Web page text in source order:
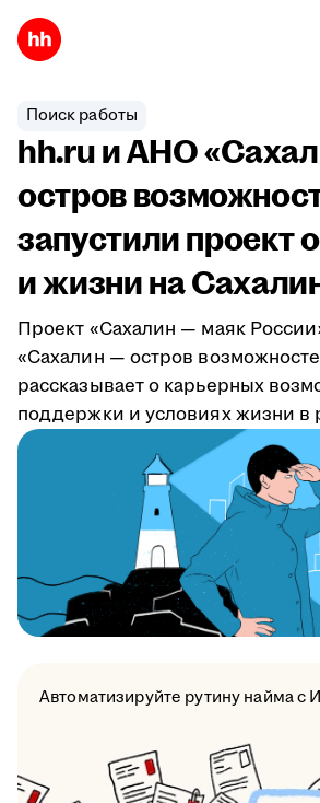
Поиск работы
hh.ru и АНО
остров
запустили проект
и жизни на
Проект «Сахалин — маяк
«Сахалин — остров
рассказывает о карьерных
поддержки и условиях жизни в
Автоматизируйте рутину найма